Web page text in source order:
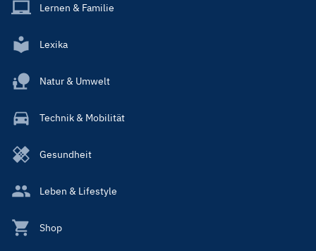
Lernen & Familie
Lexika
Natur & Umwelt
Technik & Mobilität
Gesundheit
Leben & Lifestyle
Shop